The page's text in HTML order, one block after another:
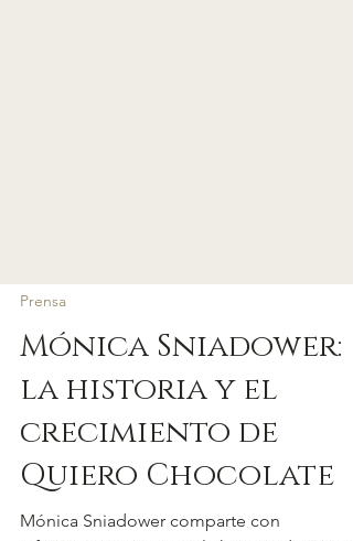
Prensa
Mónica Sniadower:
la historia y el
crecimiento de
Quiero Chocolate